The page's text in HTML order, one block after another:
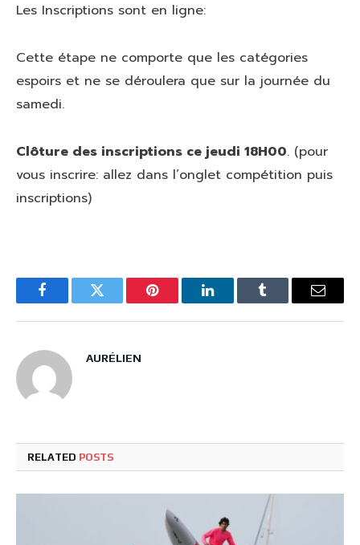
Les Inscriptions sont en ligne:
Cette étape ne comporte que les catégories
espoirs et ne se déroulera que sur la journée du
samedi.
Clôture des inscriptions ce jeudi 18H00. (pour
vous inscrire: allez dans l’onglet compétition puis
inscriptions)
FacebookTwitter Pinterest LinkedInTumblr Email
AURÉLIEN
RELATED POSTS